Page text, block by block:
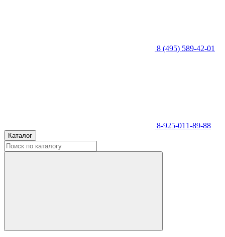
8 (495) 589-42-01
8-925-011-89-88
Каталог